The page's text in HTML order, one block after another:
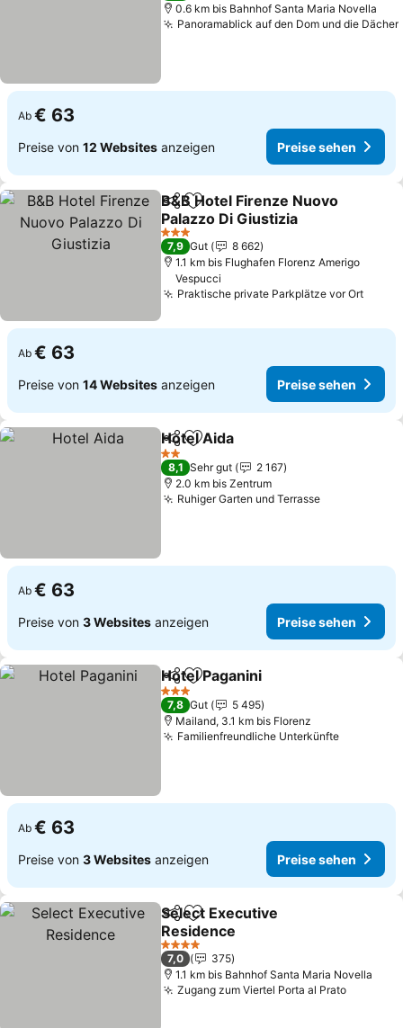
0.6 km bis Bahnhof Santa Maria Novella
Panoramablick auf den Dom und die Dächer
Ab € 63
Preise von 12 Websites anzeigen Preise sehen
TeilenZu Favoriten hinzufügen
B&B Hotel Firenze Nuovo
Palazzo Di Giustizia
3 Sterne
7,9 Gut
8 662
1.1 km bis Flughafen Florenz Amerigo
Vespucci
Praktische private Parkplätze vor Ort
Ab € 63
Preise von 14 Websites anzeigen Preise sehen
TeilenZu Favoriten hinzufügen
Hotel Aida
2 Sterne
8,1 Sehr gut
2 167
2.0 km bis Zentrum
Ruhiger Garten und Terrasse
Ab € 63
Preise von 3 Websites anzeigen Preise sehen
TeilenZu Favoriten hinzufügen
Hotel Paganini
3 Sterne
7,8 Gut
5 495
Mailand, 3.1 km bis Florenz
Familienfreundliche Unterkünfte
Ab € 63
Preise von 3 Websites anzeigen Preise sehen
TeilenZu Favoriten hinzufügen
Select Executive
Residence
4 Sterne
7,0
375
1.1 km bis Bahnhof Santa Maria Novella
Zugang zum Viertel Porta al Prato